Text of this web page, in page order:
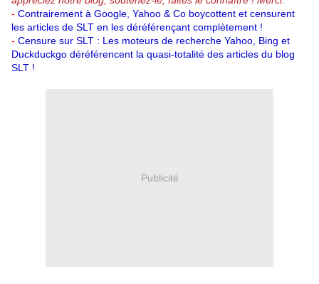
- Contrairement à Google, Yahoo & Co boycottent et censurent
les articles de SLT en les déréférençant complètement !
- Censure sur SLT : Les moteurs de recherche Yahoo, Bing et
Duckduckgo déréférencent la quasi-totalité des articles du blog
SLT !
Publicité